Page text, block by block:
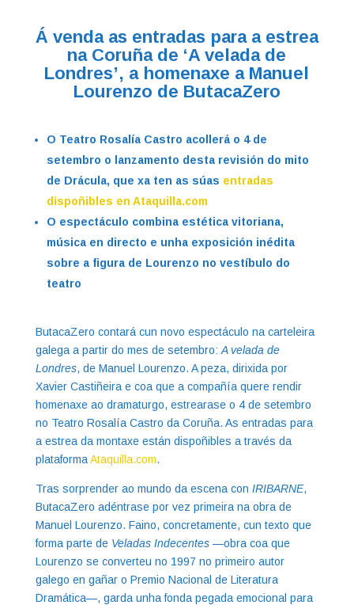
Á venda as entradas para a estrea
na Coruña de ‘A velada de
Londres’, a homenaxe a Manuel
Lourenzo de ButacaZero
O Teatro Rosalía Castro acollerá o 4 de
setembro o lanzamento desta revisión do mito
de Drácula, que xa ten as súas entradas
dispoñibles en Ataquilla.com
O espectáculo combina estética vitoriana,
música en directo e unha exposición inédita
sobre a figura de Lourenzo no vestíbulo do
teatro
ButacaZero contará cun novo espectáculo na carteleira
galega a partir do mes de setembro: A velada de
Londres, de Manuel Lourenzo. A peza, dirixida por
Xavier Castiñeira e coa que a compañía quere rendir
homenaxe ao dramaturgo, estrearase o 4 de setembro
no Teatro Rosalía Castro da Coruña. As entradas para
a estrea da montaxe están dispoñibles a través da
plataformaAtaquilla.com.
Tras sorprender ao mundo da escena con IRIBARNE,
ButacaZero adéntrase por vez primeira na obra de
Manuel Lourenzo. Faino, concretamente, cun texto que
forma parte de Veladas Indecentes—obra coa que
Lourenzo se converteu no 1997 no primeiro autor
galego en gañar o Premio Nacional de Literatura
Dramática—, garda unha fonda pegada emocional para